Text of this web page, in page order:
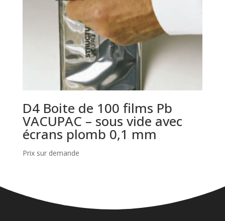
D4 Boite de 100 films Pb
VACUPAC – sous vide avec
écrans plomb 0,1 mm
Prix sur demande